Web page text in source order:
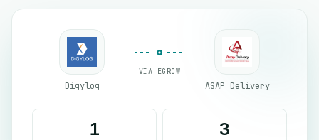
Digylog
VIA EGROW
ASAP Delivery
1 3